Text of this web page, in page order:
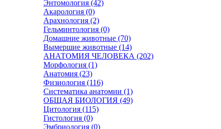
Энтомология (42)
Акарология (0)
Арахнология (2)
Гельминтология (0)
Домашние животные (70)
Вымершие животные (14)
АНАТОМИЯ ЧЕЛОВЕКА (202)
Морфология (1)
Анатомия (23)
Физиология (116)
Систематика анатомии (1)
ОБЩАЯ БИОЛОГИЯ (49)
Цитология (115)
Гистология (0)
Эмбриология (0)